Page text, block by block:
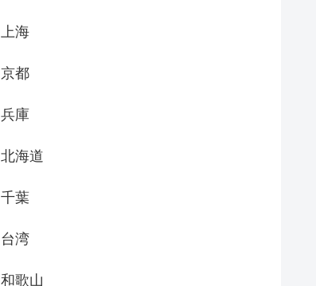
上海
京都
兵庫
北海道
千葉
台湾
和歌山